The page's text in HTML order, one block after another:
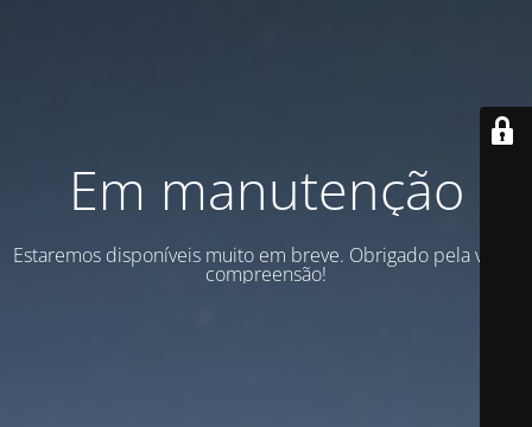
Em manutenção
Estaremos disponíveis muito em breve. Obrigado pela vossa
compreensão!